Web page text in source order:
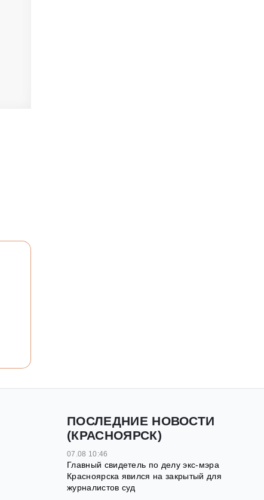
ПОСЛЕДНИЕ НОВОСТИ
(КРАСНОЯРСК)
07.08 10:46
Главный свидетель по делу экс-мэра
Красноярска явился на закрытый для
журналистов суд